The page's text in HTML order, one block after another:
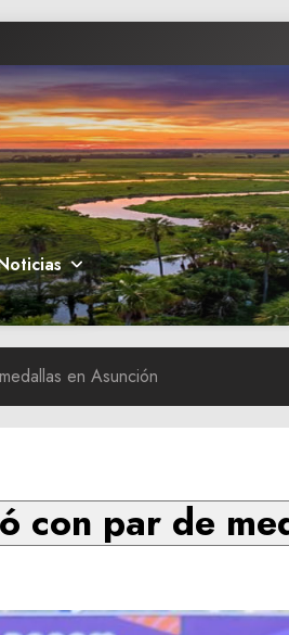
en Asunción
con par de